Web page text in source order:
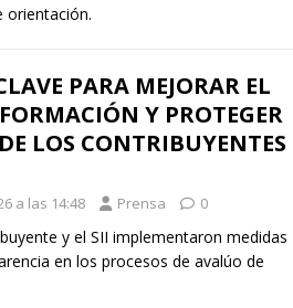
orientación.
PARA MEJORAR EL
Y PROTEGER
LOS CONTRIBUYENTES
a las 14:48 Prensa 0
y el SII implementaron medidas
en los procesos de avalúo de